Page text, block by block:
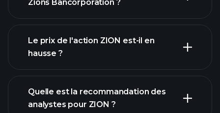
graphique avancé
Zions Bancorporation ?
Le prix de l'action ZION est-il en
hausse ?
Quelle est la recommandation des
analystes pour ZION ?